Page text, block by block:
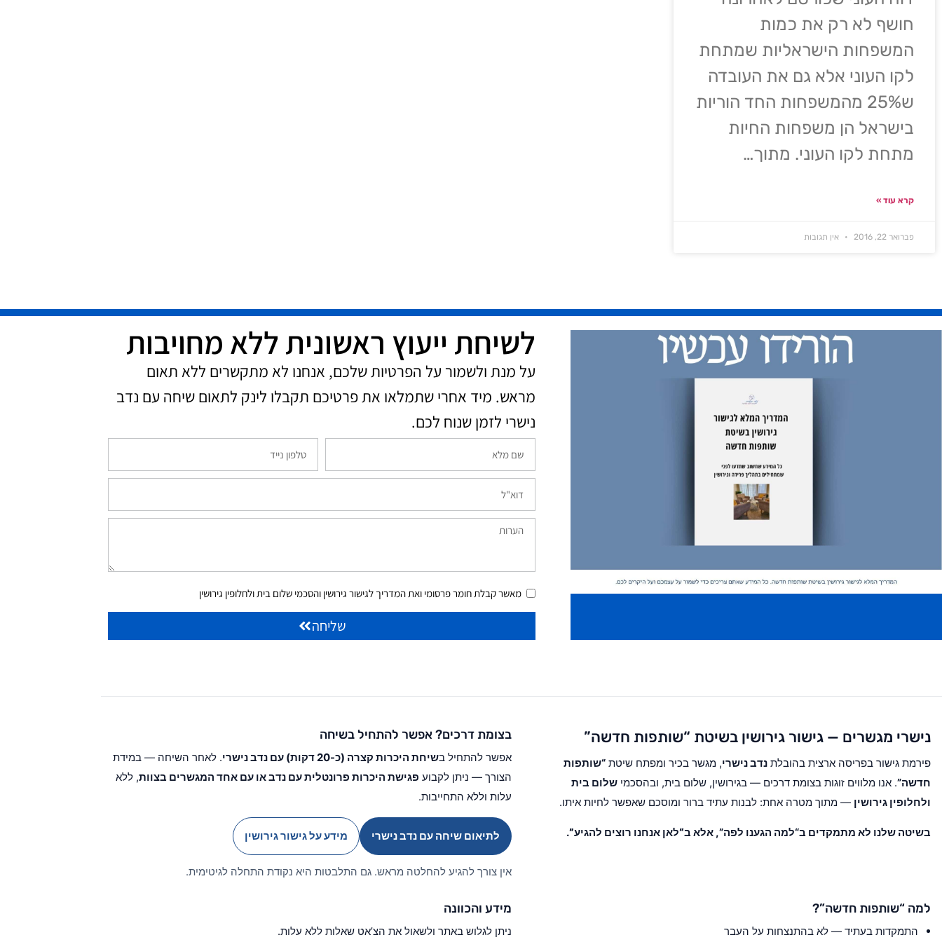
חושף לא רק את כמות
המשפחות הישראליות שמתחת
לקו העוני אלא גם את העובדה
ש25% מהמשפחות החד הוריות
בישראל הן משפחות החיות
מתחת לקו העוני. מתוך…
קרא עוד »
פברואר 22, 2016 אין תגובות
לשיחת ייעוץ ראשונית ללא מחויבות
על מנת ולשמור על הפרטיות שלכם, אנחנו לא מתקשרים ללא תאום
מראש. מיד אחרי שתמלאו את פרטיכם תקבלו לינק לתאום שיחה עם נדב
נישרי לזמן שנוח לכם.​
מאשר קבלת חומר פרסומי ואת המדריך לגישור גירושין והסכמי שלום בית ולחלופין גירושין
שליחה
נישרי מגשרים — גישור גירושין בשיטת “שותפות חדשה”
פירמת גישור בפריסה ארצית בהובלת נדב נישרי, מגשר בכיר ומפתח שיטת “שותפות
חדשה”. אנו מלווים זוגות בצומת דרכים — בגירושין, שלום בית, ובהסכמי שלום בית
ולחלופין גירושין — מתוך מטרה אחת: לבנות עתיד ברור ומוסכם שאפשר לחיות איתו.
בשיטה שלנו לא מתמקדים ב“למה הגענו לפה”, אלא ב“לאן אנחנו רוצים להגיע”.
בצומת דרכים? אפשר להתחיל בשיחה
אפשר להתחיל בשיחת היכרות קצרה (כ-20 דקות) עם נדב נישרי
. לאחר השיחה — במידת
הצורך — ניתן לקבוע פגישת היכרות פרונטלית עם נדב או עם אחד המגשרים בצוות, ללא
עלות וללא התחייבות.
לתיאום שיחה עם נדב נישרי מידע על גישור גירושין
אין צורך להגיע להחלטה מראש. גם התלבטות היא נקודת התחלה לגיטימית.
למה “שותפות חדשה”?
התמקדות בעתיד — לא בהתנצחות על העבר
מידע והכוונה
ניתן לגלוש באתר ולשאול את הצ’אט שאלות ללא עלות.